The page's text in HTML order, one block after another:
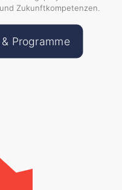
Zukunftkompetenzen.
Programme